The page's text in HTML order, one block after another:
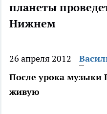
планеты
Нижнем
26 апреля 2012
После урока музыки
живую